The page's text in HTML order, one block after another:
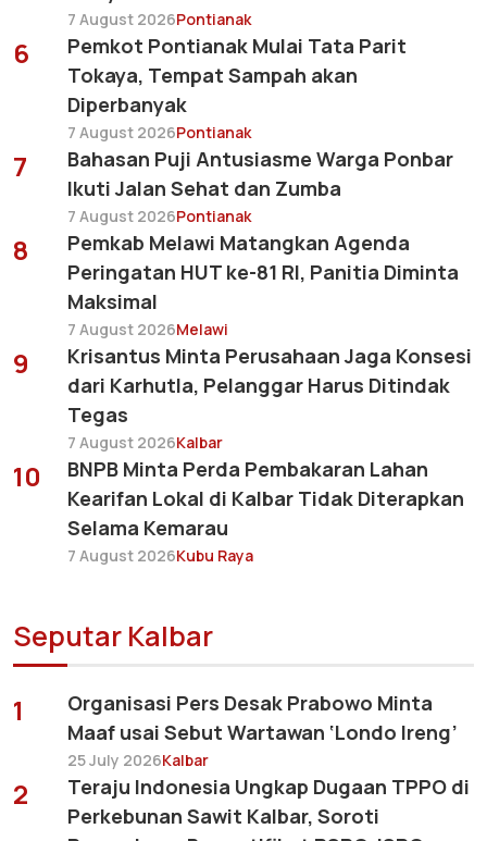
7 August 2026Pontianak
6
Pemkot Pontianak Mulai Tata Parit
Tokaya, Tempat Sampah akan
Diperbanyak
7 August 2026Pontianak
7
Bahasan Puji Antusiasme Warga Ponbar
Ikuti Jalan Sehat dan Zumba
7 August 2026Pontianak
8
Pemkab Melawi Matangkan Agenda
Peringatan HUT ke-81 RI, Panitia Diminta
Maksimal
7 August 2026Melawi
9
Krisantus Minta Perusahaan Jaga Konsesi
dari Karhutla, Pelanggar Harus Ditindak
Tegas
7 August 2026Kalbar
10
BNPB Minta Perda Pembakaran Lahan
Kearifan Lokal di Kalbar Tidak Diterapkan
Selama Kemarau
7 August 2026Kubu Raya
Seputar Kalbar
1
Organisasi Pers Desak Prabowo Minta
Maaf usai Sebut Wartawan ‘Londo Ireng’
25 July 2026Kalbar
2
Teraju Indonesia Ungkap Dugaan TPPO di
Perkebunan Sawit Kalbar, Soroti